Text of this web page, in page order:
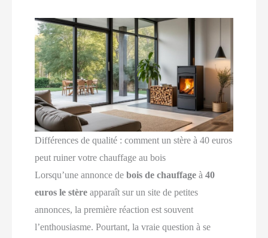
Différences de qualité : comment un stère à 40 euros
peut ruiner votre chauffage au bois
Lorsqu’une annonce debois de chauffage à40
euros le stère apparaît sur un site de petites
annonces, la première réaction est souvent
l’enthousiasme. Pourtant, la vraie question à se